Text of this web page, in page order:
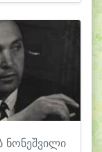
ნონეშვილი